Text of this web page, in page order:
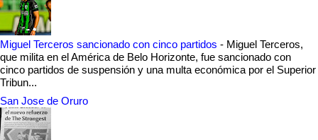
Miguel Terceros sancionado con cinco partidos - Miguel Terceros,
que milita en el América de Belo Horizonte, fue sancionado con
cinco partidos de suspensión y una multa económica por el Superior
Tribun...
San Jose de Oruro